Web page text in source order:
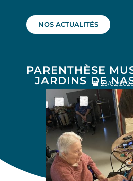
NOS ACTUALITÉS
PARENTHÈSE
JARDINS DE23/02/